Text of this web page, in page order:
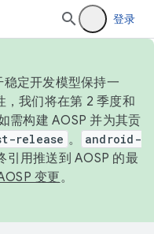
登录
定开发模型保持一
，我们将在第 2 季度和
需构建 AOSP 并为其贡
release 。
android-
引用推送到 AOSP 的最
变更。